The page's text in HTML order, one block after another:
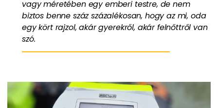
vagy méretében egy emberi testre, de nem
biztos benne száz százalékosan, hogy az mi, oda
egy kört rajzol, akár gyerekről, akár felnőttről van
szó.